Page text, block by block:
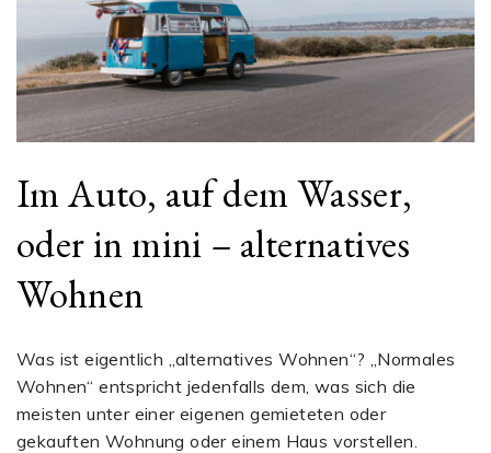
Im Auto, auf dem Wasser,
oder in mini – alternatives
Wohnen
Was ist eigentlich „alternatives Wohnen“? „Normales
Wohnen“ entspricht jedenfalls dem, was sich die
meisten unter einer eigenen gemieteten oder
gekauften Wohnung oder einem Haus vorstellen.